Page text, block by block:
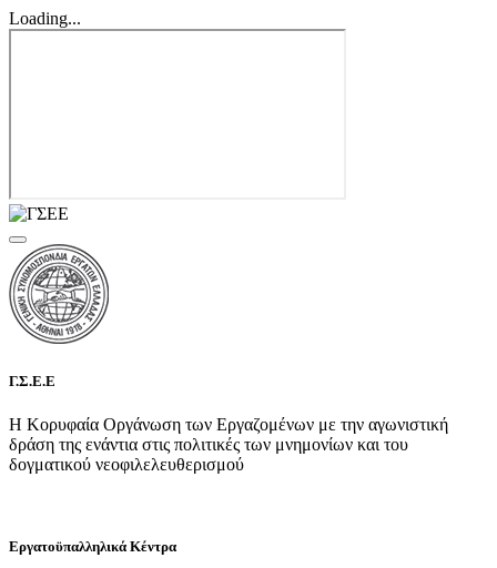
Loading...
Γ.Σ.Ε.Ε
Η Κορυφαία Οργάνωση των Εργαζομένων με την αγωνιστική
δράση της ενάντια στις πολιτικές των μνημονίων και του
δογματικού νεοφιλελευθερισμού
Εργατοϋπαλληλικά Κέντρα